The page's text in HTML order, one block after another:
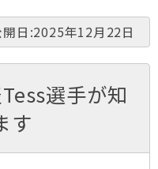
日:2025年12月22日
選手が知
す